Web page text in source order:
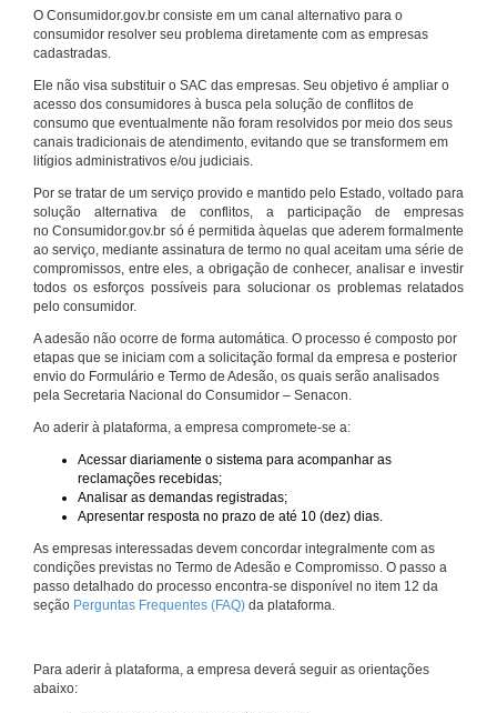
O Consumidor.gov.br consiste em um canal alternativo para o
consumidor resolver seu problema diretamente com as empresas
cadastradas.
Ele não visa substituir o SAC das empresas. Seu objetivo é ampliar o
acesso dos consumidores à busca pela solução de conflitos de
consumo que eventualmente não foram resolvidos por meio dos seus
canais tradicionais de atendimento, evitando que se transformem em
litígios administrativos e/ou judiciais.
Por se tratar de um serviço provido e mantido pelo Estado, voltado para
solução alternativa de conflitos, a participação de empresas
no Consumidor.gov.br só é permitida àquelas que aderem formalmente
ao serviço, mediante assinatura de termo no qual aceitam uma série de
compromissos, entre eles, a obrigação de conhecer, analisar e investir
todos os esforços possíveis para solucionar os problemas relatados
pelo consumidor.
A adesão não ocorre de forma automática. O processo é composto por
etapas que se iniciam com a solicitação formal da empresa e posterior
envio do Formulário e Termo de Adesão, os quais serão analisados
pela Secretaria Nacional do Consumidor – Senacon.
Ao aderir à plataforma, a empresa compromete-se a:
Acessar diariamente o sistema para acompanhar as
reclamações recebidas;
Analisar as demandas registradas;
Apresentar resposta no prazo de até 10 (dez) dias.
As empresas interessadas devem concordar integralmente com as
condições previstas no Termo de Adesão e Compromisso. O passo a
passo detalhado do processo encontra-se disponível no item 12 da
seção Perguntas Frequentes (FAQ) da plataforma.
Para aderir à plataforma, a empresa deverá seguir as orientações
abaixo: